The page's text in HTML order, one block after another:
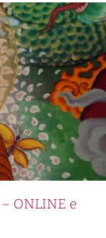
ONLINE e